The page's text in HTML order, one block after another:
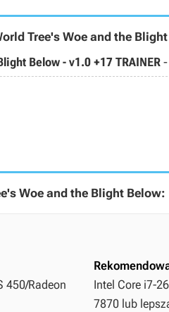
Tree's Woe and the
Below - v1.0 +17 TRAINER -
Woe and the Blight Below:
450/Radeon
Intel Core i7-
7870 lub